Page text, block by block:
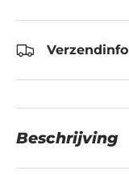
Beschrijving